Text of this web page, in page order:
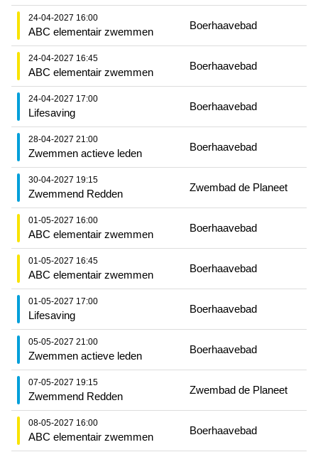
24-04-2027 16:00
ABC elementair zwemmen
Boerhaavebad
24-04-2027 16:45
ABC elementair zwemmen
Boerhaavebad
24-04-2027 17:00
Lifesaving
Boerhaavebad
28-04-2027 21:00
Zwemmen actieve leden
Boerhaavebad
30-04-2027 19:15
Zwemmend Redden
Zwembad de Planeet
01-05-2027 16:00
ABC elementair zwemmen
Boerhaavebad
01-05-2027 16:45
ABC elementair zwemmen
Boerhaavebad
01-05-2027 17:00
Lifesaving
Boerhaavebad
05-05-2027 21:00
Zwemmen actieve leden
Boerhaavebad
07-05-2027 19:15
Zwemmend Redden
Zwembad de Planeet
08-05-2027 16:00
ABC elementair zwemmen
Boerhaavebad